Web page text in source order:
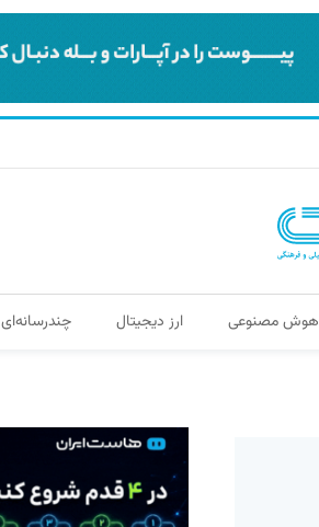
هوش مصنوعی ارز دیجیتال چندرسانه‌ای